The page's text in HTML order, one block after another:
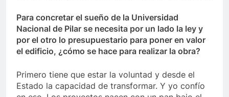
Para concretar el sueño de la Universidad
Nacional de Pilar se necesita por un lado la ley y
por el otro lo presupuestario para poner en valor
el edificio, ¿cómo se hace para realizar la obra?
Primero tiene que estar la voluntad y desde el
Estado la capacidad de transformar. Y yo confío